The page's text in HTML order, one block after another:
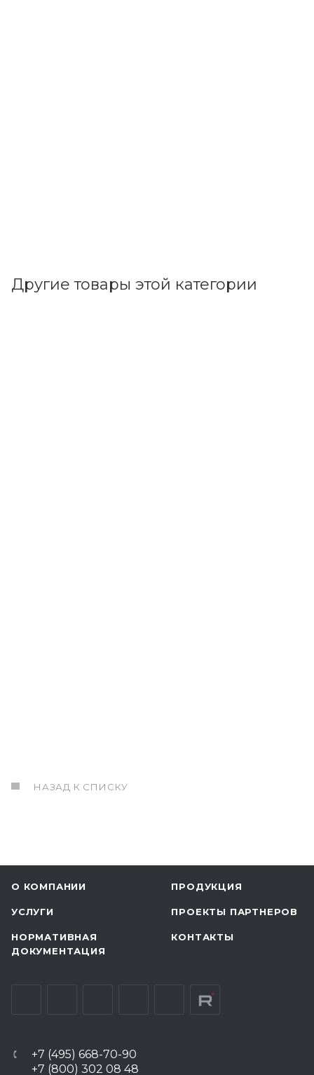
Другие товары этой категории
НАЗАД К СПИСКУ
О КОМПАНИИ ПРОДУКЦИЯ
УСЛУГИ ПРОЕКТЫ ПАРТНЕРОВ
НОРМАТИВНАЯ
ДОКУМЕНТАЦИЯ
КОНТАКТЫ
+7 (495) 668-70-90
+7 (800) 302 08 48